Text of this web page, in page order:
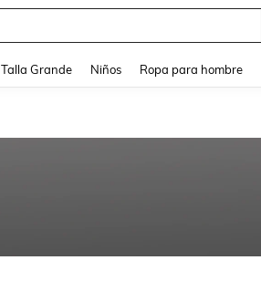
Talla Grande Niños Ropa para hombre